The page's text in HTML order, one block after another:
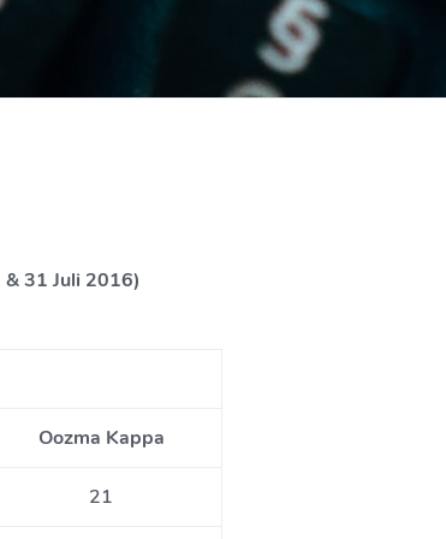
31 Juli 2016)
Oozma Kappa
21